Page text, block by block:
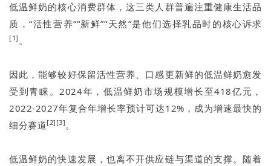
低温鲜奶的核心消费群体，这三类人群普遍注重健康生活品
质，“活性营养”“新鲜”“天然”是他们选择乳品时的核心诉求
[1] 。
因此，能够较好保留活性营养、口感更新鲜的低温鲜奶愈发
受到青睐。2024年，低温鲜奶市场规模增长至418亿元，
2022-2027年复合年增长率预计可达12%，成为增速最快的
细分赛道[2][3]。
低温鲜奶的快速发展，也离不开供应链与渠道的支撑。随着